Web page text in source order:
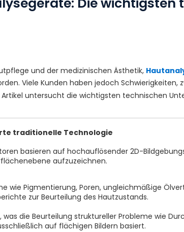
und der medizinischen Ästhetik,
Viele Kunden haben jedoch
Artikel untersucht die wichtigsten technischen
traditionelle Technologie
basieren auf hochauflösender 2D-
aufzuzeichnen.
wie Pigmentierung, Poren, ungleichmäßige
zur Beurteilung des Hautzustands.
die Beurteilung struktureller Probleme wie
auf flächigen Bildern basiert.